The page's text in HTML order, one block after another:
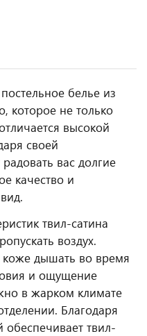
белье из
которое не только
высокой
своей
вас долгие
качество и
твил-сатина
воздух.
дышать во время
и ощущение
в жарком климате
Благодаря
обеспечивает твил-